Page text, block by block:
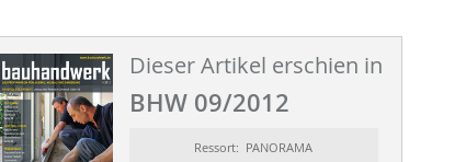
Dieser Artikel erschien in
BHW 09/2012
Ressort: PANORAMA